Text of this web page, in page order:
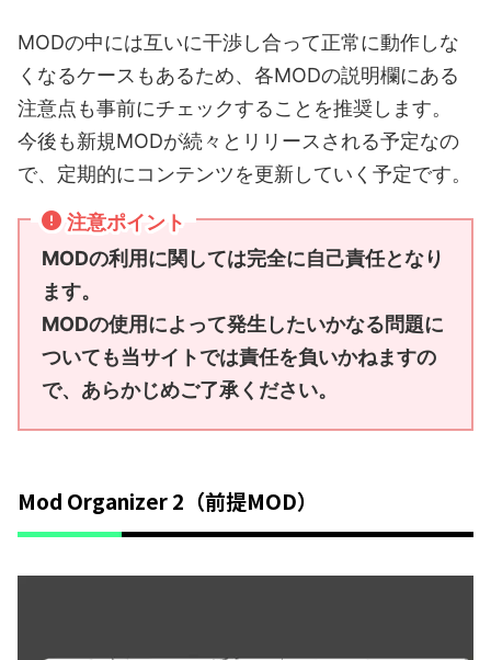
MODの中には互いに干渉し合って正常に動作しな
くなるケースもあるため、各MODの説明欄にある
注意点も事前にチェックすることを推奨します。
今後も新規MODが続々とリリースされる予定なの
で、定期的にコンテンツを更新していく予定です。
注意ポイント
MODの利用に関しては完全に自己責任となり
ます。
MODの使用によって発生したいかなる問題に
ついても当サイトでは責任を負いかねますの
で、あらかじめご了承ください。
Mod Organizer 2（前提MOD）